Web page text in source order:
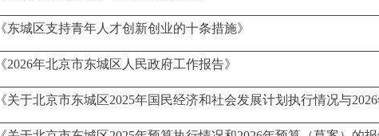
《东城区支持青年人才创新创业的十条措施》
《2026年北京市东城区人民政府工作报告》
《关于北京市东城区2025年国民经济和社会发展计划执行情况与